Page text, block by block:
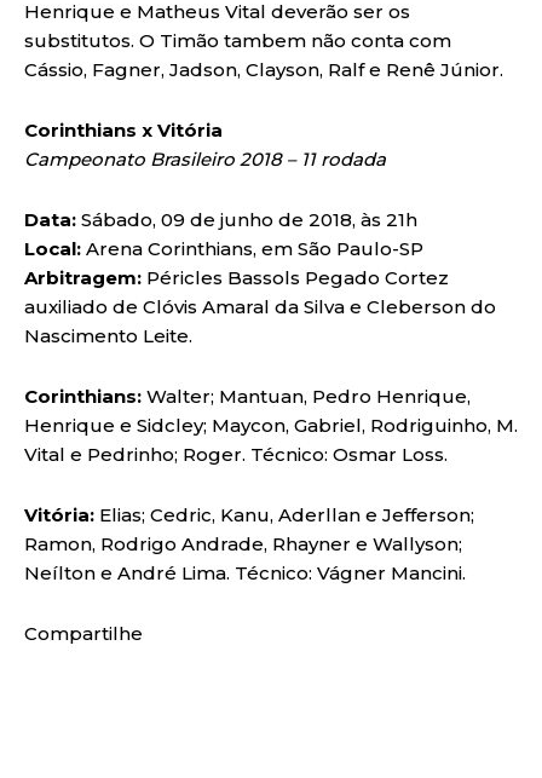
Henrique e Matheus Vital deverão ser os
substitutos. O Timão tambem não conta com
Cássio, Fagner, Jadson, Clayson, Ralf e Renê Júnior.
Corinthians x Vitória
Campeonato Brasileiro 2018 – 11 rodada
Data: Sábado, 09 de junho de 2018, às 21h
Local: Arena Corinthians, em São Paulo-SP
Arbitragem: Péricles Bassols Pegado Cortez
auxiliado de Clóvis Amaral da Silva e Cleberson do
Nascimento Leite.
Corinthians: Walter; Mantuan, Pedro Henrique,
Henrique e Sidcley; Maycon, Gabriel, Rodriguinho, M.
Vital e Pedrinho; Roger. Técnico: Osmar Loss.
Vitória: Elias; Cedric, Kanu, Aderllan e Jefferson;
Ramon, Rodrigo Andrade, Rhayner e Wallyson;
Neílton e André Lima. Técnico: Vágner Mancini.
Compartilhe